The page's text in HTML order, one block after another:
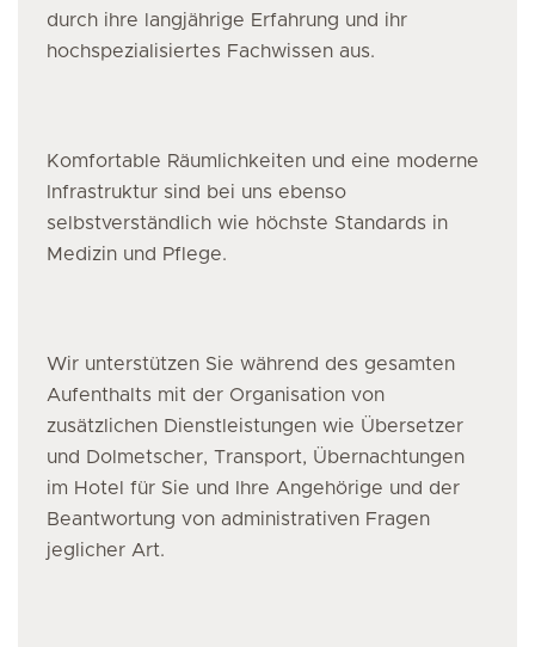
durch ihre langjährige Erfahrung und ihr
hochspezialisiertes Fachwissen aus.
Komfortable Räumlichkeiten und eine moderne
Infrastruktur sind bei uns ebenso
selbstverständlich wie höchste Standards in
Medizin und Pflege.
Wir unterstützen Sie während des gesamten
Aufenthalts mit der Organisation von
zusätzlichen Dienstleistungen wie Übersetzer
und Dolmetscher, Transport, Übernachtungen
im Hotel für Sie und Ihre Angehörige und der
Beantwortung von administrativen Fragen
jeglicher Art.